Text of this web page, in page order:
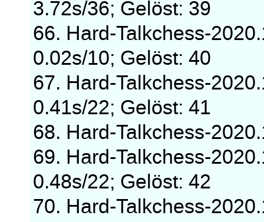
3.72s/36; Gelöst: 39
66. Hard-Talkchess-
0.02s/10; Gelöst: 40
67. Hard-Talkchess-
0.41s/22; Gelöst: 41
68. Hard-Talkchess-
69. Hard-Talkchess-
0.48s/22; Gelöst: 42
70. Hard-Talkchess-